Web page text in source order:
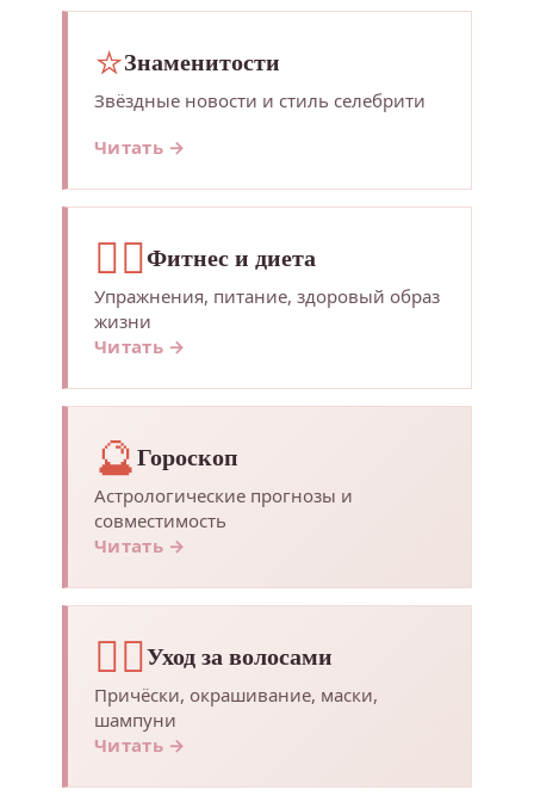
⭐Знаменитости
Звёздные новости и стиль селебрити
Читать →
🏃‍♀️Фитнес и диета
Упражнения, питание, здоровый образ
жизни
Читать →
🔮Гороскоп
Астрологические прогнозы и
совместимость
Читать →
💇‍♀️Уход за волосами
Причёски, окрашивание, маски,
шампуни
Читать →